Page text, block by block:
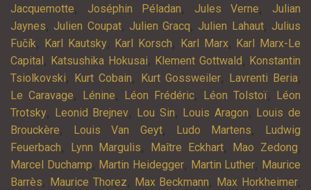
Jacquemotte, Joséphin Péladan, Jules Verne, Julian
Jaynes, Julien Coupat, Julien Gracq, Julien Lahaut, Julius
Fučík, Karl Kautsky, Karl Korsch, Karl Marx, Karl Marx-Le
Capital , Katsushika Hokusai, Klement Gottwald , Konstantin
Tsiolkovski, Kurt Cobain, Kurt Gossweiler, Lavrenti Beria,
Le Caravage, Lénine, Léon Frédéric, Léon Tolstoï,
Léon
Trotsky, Leonid Brejnev, Lou Sin, Louis Aragon, Louis de
Brouckère, Louis Van Geyt, Ludo Martens,
Ludwig
Feuerbach, Lynn Margulis, Maître Eckhart, Mao Zedong,
Marcel Duchamp, Martin Heidegger, Martin Luther, Maurice
Barrès, Maurice Thorez, Max Beckmann, Max Horkheimer,